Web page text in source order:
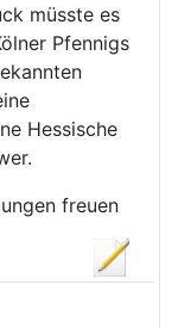
müsste es
Pfennigs
Hessische
freuen